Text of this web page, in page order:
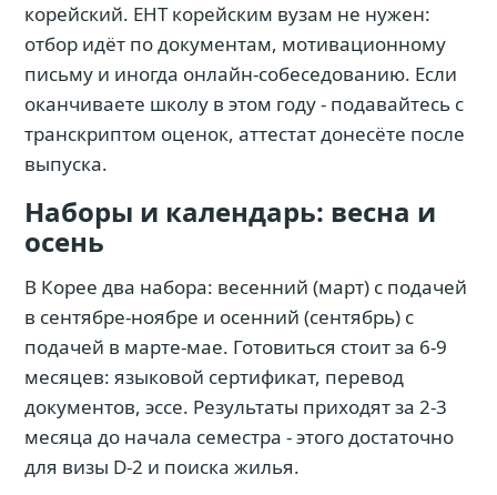
корейский. ЕНТ корейским вузам не нужен:
отбор идёт по документам, мотивационному
письму и иногда онлайн-собеседованию. Если
оканчиваете школу в этом году - подавайтесь с
транскриптом оценок, аттестат донесёте после
выпуска.
Наборы и календарь: весна и
осень
В Корее два набора: весенний (март) с подачей
в сентябре-ноябре и осенний (сентябрь) с
подачей в марте-мае. Готовиться стоит за 6-9
месяцев: языковой сертификат, перевод
документов, эссе. Результаты приходят за 2-3
месяца до начала семестра - этого достаточно
для визы D-2 и поиска жилья.